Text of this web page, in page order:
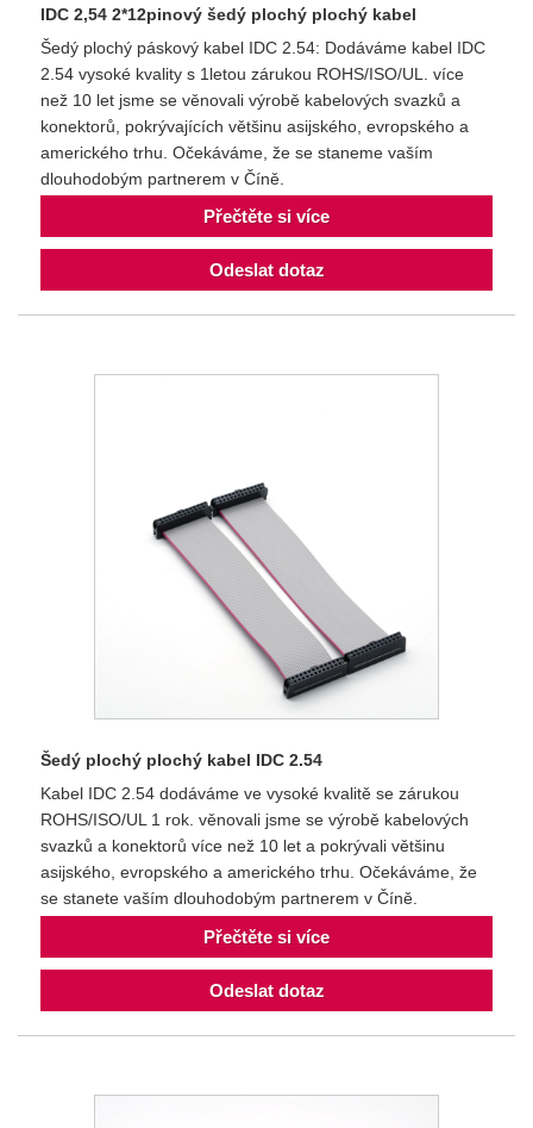
IDC 2,54 2*12pinový šedý plochý plochý kabel
Šedý plochý páskový kabel IDC 2.54: Dodáváme kabel IDC
2.54 vysoké kvality s 1letou zárukou ROHS/ISO/UL. více
než 10 let jsme se věnovali výrobě kabelových svazků a
konektorů, pokrývajících většinu asijského, evropského a
amerického trhu. Očekáváme, že se staneme vaším
dlouhodobým partnerem v Číně.
Přečtěte si více
Odeslat dotaz
Šedý plochý plochý kabel IDC 2.54
Kabel IDC 2.54 dodáváme ve vysoké kvalitě se zárukou
ROHS/ISO/UL 1 rok. věnovali jsme se výrobě kabelových
svazků a konektorů více než 10 let a pokrývali většinu
asijského, evropského a amerického trhu. Očekáváme, že
se stanete vaším dlouhodobým partnerem v Číně.
Přečtěte si více
Odeslat dotaz